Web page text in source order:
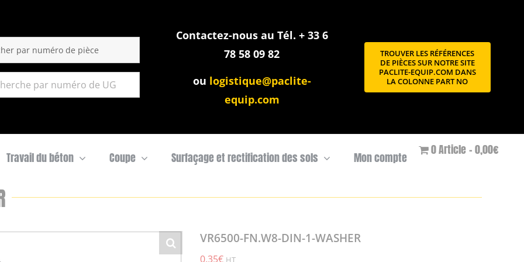
Contactez-nous au Tél. + 33 6
78 58 09 82
ou logistique@paclite-
equip.com
TROUVER LES RÉFÉRENCES
DE PIÈCES SUR NOTRE SITE
PACLITE-EQUIP.COM DANS
LA COLONNE PART NO
Travail du béton Coupe Surfaçage et rectification des sols Mon compte
0 Article 0,00€
VR6500-FN.W8-DIN-1-WASHER
0,35€ HT